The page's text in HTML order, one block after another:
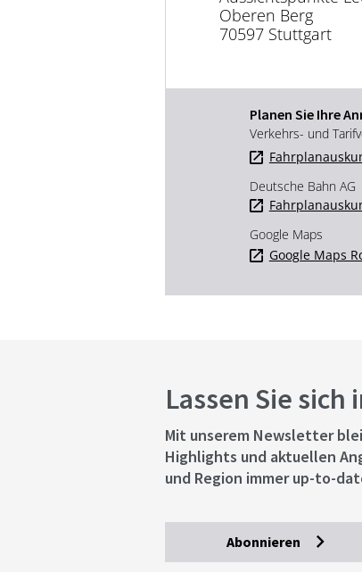
Oberen Berg
70597 Stuttgart
Planen Sie Ihre
Verkehrs- und
Deutsche Bahn AG
Google Maps
Google Maps
Lassen Sie
Mit unserem Newsletter
Highlights und aktuellen
und Region immer up-to-
Abonnieren